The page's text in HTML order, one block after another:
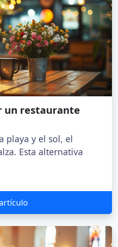
un restaurante
playa y el sol, el
Esta alternativa